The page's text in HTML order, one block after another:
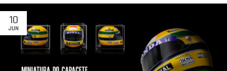
10
JUN